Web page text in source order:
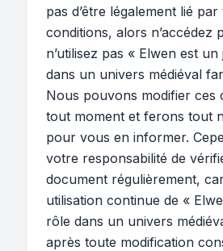
pas d’être légalement lié
conditions, alors n’accédez
n’utilisez pas « Elwen est
dans un univers médiéval
Nous pouvons modifier ces
tout moment et ferons tout
pour vous en informer.
votre responsabilité de
document régulièrement,
utilisation continue de «
rôle dans un univers
après toute modification